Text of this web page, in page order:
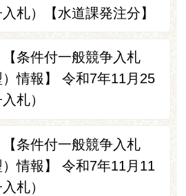
札）【水道課発注分】
【条件付一般競争入札
）情報】 令和7年11月25
札）
【条件付一般競争入札
）情報】 令和7年11月11
札）